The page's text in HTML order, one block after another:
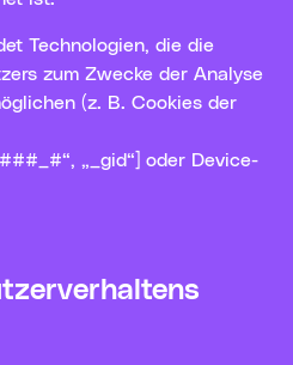
Technologien, die die
zum Zwecke der Analyse
(z. B. Cookies der
„_gid“] oder Device-